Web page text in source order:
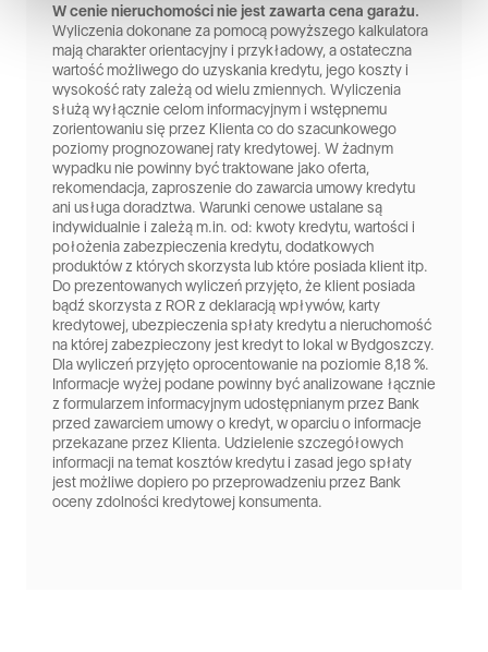
W cenie nieruchomości nie jest zawarta cena garażu.
Wyliczenia dokonane za pomocą powyższego kalkulatora
mają charakter orientacyjny i przykładowy, a ostateczna
wartość możliwego do uzyskania kredytu, jego koszty i
wysokość raty zależą od wielu zmiennych. Wyliczenia
służą wyłącznie celom informacyjnym i wstępnemu
zorientowaniu się przez Klienta co do szacunkowego
poziomy prognozowanej raty kredytowej. W żadnym
wypadku nie powinny być traktowane jako oferta,
rekomendacja, zaproszenie do zawarcia umowy kredytu
ani usługa doradztwa. Warunki cenowe ustalane są
indywidualnie i zależą m.in. od: kwoty kredytu, wartości i
położenia zabezpieczenia kredytu, dodatkowych
produktów z których skorzysta lub które posiada klient itp.
Do prezentowanych wyliczeń przyjęto, że klient posiada
bądź skorzysta z ROR z deklaracją wpływów, karty
kredytowej, ubezpieczenia spłaty kredytu a nieruchomość
na której zabezpieczony jest kredyt to lokal w Bydgoszczy.
Dla wyliczeń przyjęto oprocentowanie na poziomie 8,18 %.
Informacje wyżej podane powinny być analizowane łącznie
z formularzem informacyjnym udostępnianym przez Bank
przed zawarciem umowy o kredyt, w oparciu o informacje
przekazane przez Klienta. Udzielenie szczegółowych
informacji na temat kosztów kredytu i zasad jego spłaty
jest możliwe dopiero po przeprowadzeniu przez Bank
oceny zdolności kredytowej konsumenta.